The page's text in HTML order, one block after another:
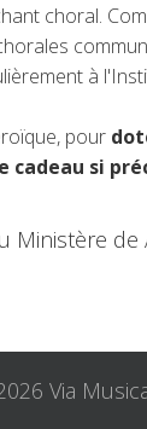
choral.
à
pour
si
Ministère
Via